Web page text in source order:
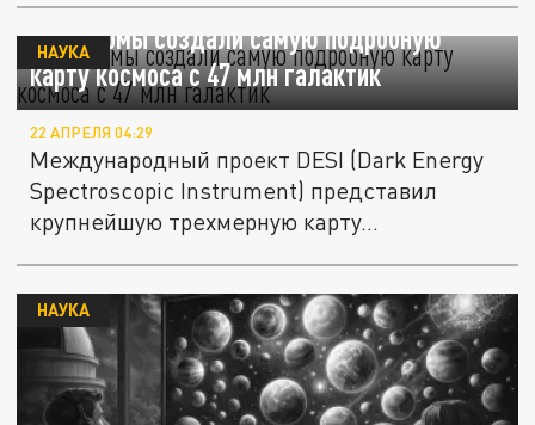
Астрономы создали самую подробную
карту космоса с 47 млн галактик
НАУКА
22 АПРЕЛЯ 04:29
Международный проект DESI (Dark Energy
Spectroscopic Instrument) представил
крупнейшую трехмерную карту...
НАУКА